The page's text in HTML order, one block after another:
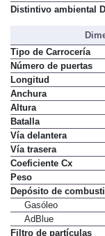
Normativa de
Tipo de Carrocería
Número de puertas
Longitud
Anchura
Altura
Batalla
Vía delantera
Vía trasera
Coeficiente Cx
Peso
Depósito de
Gasóleo
AdBlue